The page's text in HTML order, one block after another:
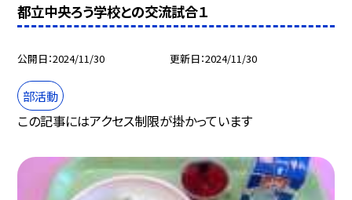
都立中央ろう学校との交流試合１
公開日 2024/11/30 更新日 2024/11/30
部活動
この記事にはアクセス制限が掛かっています